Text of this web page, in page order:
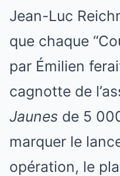
Jean-Luc
que chaque
par Émilien
cagnotte de
Jaunes de 5
marquer le
opération, le